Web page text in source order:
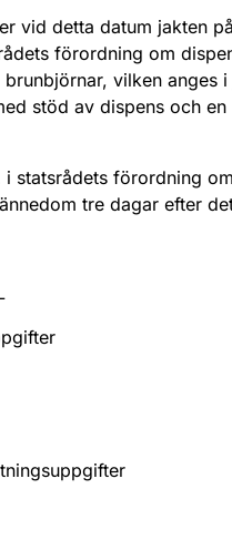
vid detta datum jakten
förordning om
vilken
stöd av dispens och
statsrådets förordning
tre dagar efter